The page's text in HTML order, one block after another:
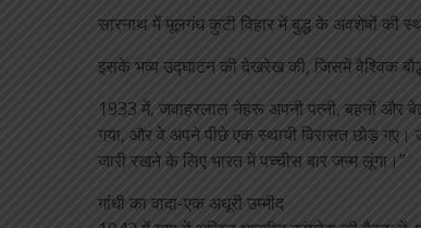
सारनाथ में मूलगंध कुटी विहार में बुद्ध के अवशेषों की
इसके भव्य उद्घाटन की देखरेख की, जिसमें वैश्विक
1933 में, जवाहरलाल नेहरू अपनी पत्नी, बहनों और
गया, और वे अपने पीछे एक स्थायी विरासत छोड़ गए।
जारी रखने के लिए भारत में पच्चीस बार जन्म लूंगा।”
गांधी का वादा-एक अधूरी उम्मीद